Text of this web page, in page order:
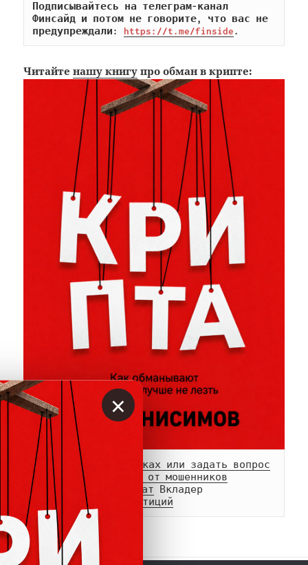
Подписывайтесь на телеграм-канал
Финсайд и потом не говорите, что вас не
предупреждали: https://t.me/finside.
Читайтенашу книгу про обман в крипте:
Сообщить о мошенниках или задать вопрос
Памятка о возврате от мошенников
Телеграм-
чат
Белый список инвестиций
×